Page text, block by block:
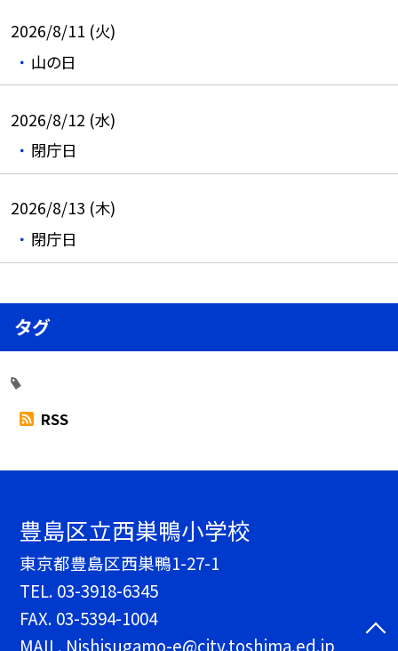
2026/8/11 (火)
山の日
2026/8/12 (水)
閉庁日
2026/8/13 (木)
閉庁日
タグ
RSS
豊島区立西巣鴨小学校
東京都豊島区西巣鴨1-27-1
TEL. 03-3918-6345
FAX. 03-5394-1004
MAIL. Nishisugamo-e@city.toshima.ed.jp